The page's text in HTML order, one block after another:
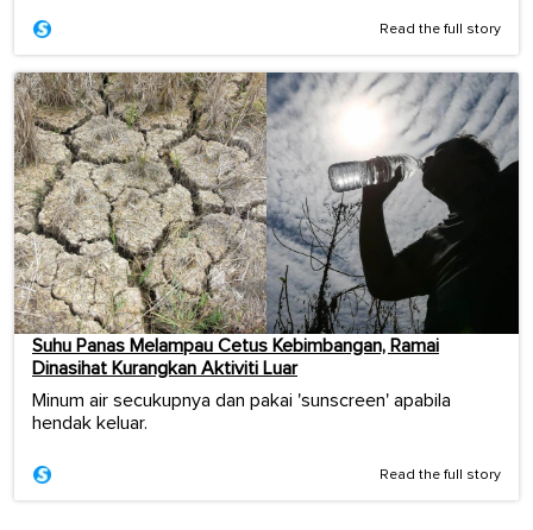
Read the full story
Suhu Panas Melampau Cetus Kebimbangan, Ramai
Dinasihat Kurangkan Aktiviti Luar
Minum air secukupnya dan pakai 'sunscreen' apabila
hendak keluar.
Read the full story